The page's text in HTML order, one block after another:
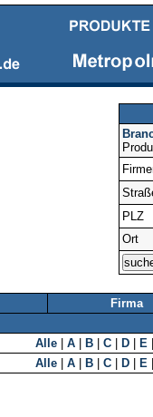
PLZ
Ort
Firma
Alle A B C D E
Alle
A B C D E